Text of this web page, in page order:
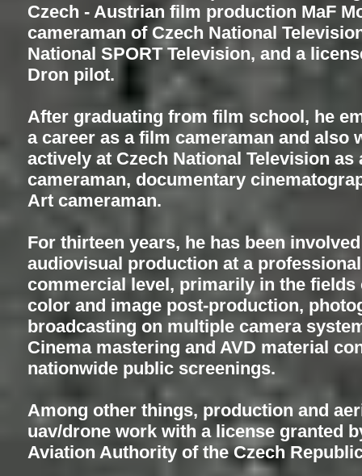
Czech - Austrian film production MaF
cameraman of Czech National
National SPORT Television, and a
Dron pilot.
After graduating from film school, he
a career as a film cameraman and also
actively at Czech National Television as
cameraman, documentary
Art cameraman.
For thirteen years, he has been
audiovisual production at a professional
commercial level, primarily in the fields
color and image post-production,
broadcasting on multiple camera
Cinema mastering and AVD material
nationwide public screenings.
Among other things, production and
uav/drone work with a license granted
Aviation Authority of the Czech